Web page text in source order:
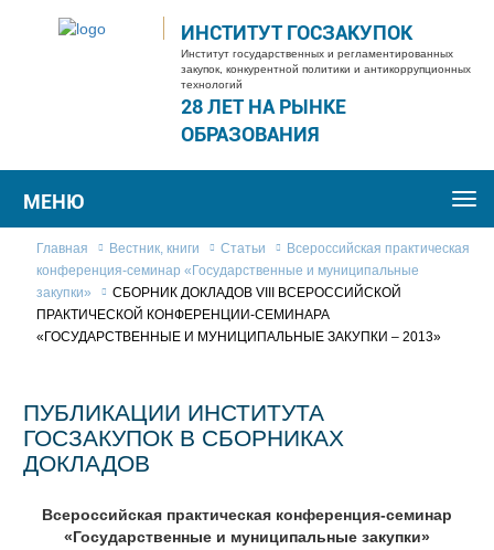
ИНСТИТУТ ГОСЗАКУПОК
Институт государственных и регламентированных
закупок, конкурентной политики и антикоррупционных
технологий
28 ЛЕТ НА РЫНКЕ
ОБРАЗОВАНИЯ
МЕНЮ
Главная Вестник, книги Статьи
Всероссийская практическая
конференция-семинар «Государственные и муниципальные
закупки»
СБОРНИК ДОКЛАДОВ VIII ВСЕРОССИЙСКОЙ
ПРАКТИЧЕСКОЙ КОНФЕРЕНЦИИ-СЕМИНАРА
«ГОСУДАРСТВЕННЫЕ И МУНИЦИПАЛЬНЫЕ ЗАКУПКИ – 2013»
ПУБЛИКАЦИИ ИНСТИТУТА
ГОСЗАКУПОК В СБОРНИКАХ
ДОКЛАДОВ
Всероссийская практическая конференция-семинар
«Государственные и муниципальные закупки»